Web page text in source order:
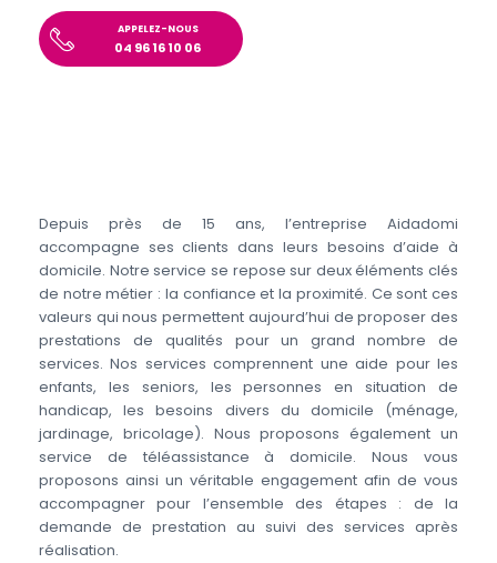
APPELEZ-NOUS
04 96 16 10 06
Depuis près de 15 ans, l’entreprise Aidadomi
accompagne ses clients dans leurs besoins d’aide à
domicile. Notre service se repose sur deux éléments clés
de notre métier : la confiance et la proximité. Ce sont ces
valeurs qui nous permettent aujourd’hui de proposer des
prestations de qualités pour un grand nombre de
services. Nos services comprennent une aide pour les
enfants, les seniors, les personnes en situation de
handicap, les besoins divers du domicile (ménage,
jardinage, bricolage). Nous proposons également un
service de téléassistance à domicile. Nous vous
proposons ainsi un véritable engagement afin de vous
accompagner pour l’ensemble des étapes : de la
demande de prestation au suivi des services après
réalisation.